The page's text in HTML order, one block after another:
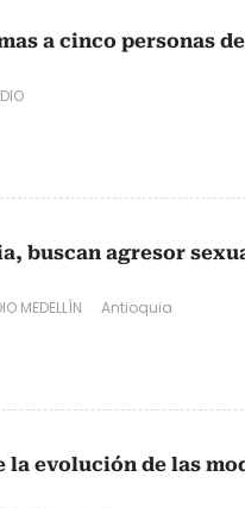
a cinco personas
buscan agresor
MEDELLÍN Antioquia
la evolución de las